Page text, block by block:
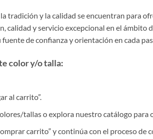
tradición y la calidad se encuentran para
calidad y servicio excepcional en el
de confianza y orientación en cada
color y/o talla:
al carrito”.
tallas o explora nuestro catálogo
carrito” y continúa con el proceso de